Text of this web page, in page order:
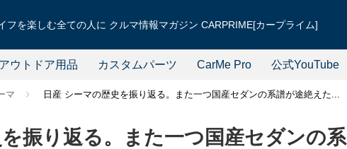
フを楽しむ全ての人に クルマ情報マガジン CARPRIME[カープライム]
アウトドア用品 カスタムパーツ CarMe Pro 公式YouTube
マ 日産 シーマの歴史を振り返る。また一つ国産セダンの系譜が途絶えた...
振り返る。また一つ国産セダンの系